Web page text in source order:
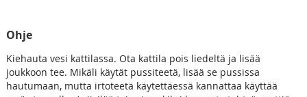
Ohje
Kiehauta vesi kattilassa. Ota kattila pois liedeltä ja lisää
joukkoon tee. Mikäli käytät pussiteetä, lisää se pussissa
hautumaan, mutta irtoteetä käytettäessä kannattaa käyttää